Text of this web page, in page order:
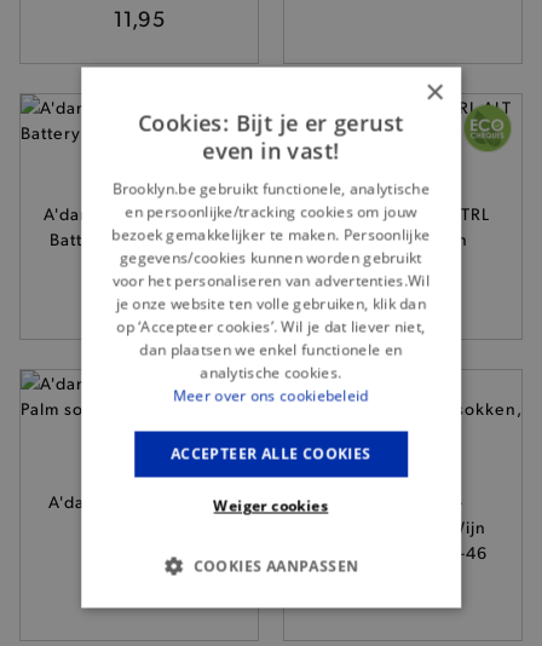
11,95
A'dam - Donkerblauwe
Battery Down sokken
15,95
A'dam - Blauwe CTRL
ALT DEL sokken
12,95
A'dam - Groenblauwe
12,95
Happy Socks -
Donkerblauwe Wijn
sokken, maat: 41-46
×
Cookies: Bijt je er gerust
even in vast!
Brooklyn.be gebruikt functionele, analytische
en persoonlijke/tracking cookies om jouw
bezoek gemakkelijker te maken. Persoonlijke
gegevens/cookies kunnen worden gebruikt
voor het personaliseren van advertenties.Wil
je onze website ten volle gebruiken, klik dan
op ‘Accepteer cookies’. Wil je dat liever niet,
dan plaatsen we enkel functionele en
analytische cookies.
Meer over ons cookiebeleid
ACCEPTEER ALLE COOKIES
Weiger cookies
COOKIES AANPASSEN
BASIS COOKIES